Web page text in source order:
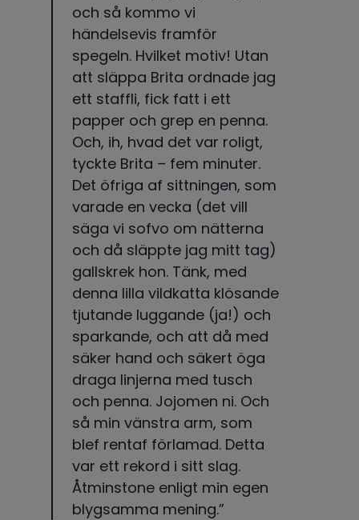
och så kommo vi
händelsevis framför
spegeln. Hvilket motiv! Utan
att släppa Brita ordnade jag
ett staffli, fick fatt i ett
papper och grep en penna.
Och, ih, hvad det var roligt,
tyckte Brita – fem minuter.
Det öfriga af sittningen, som
varade en vecka (det vill
säga vi sofvo om nätterna
och då släppte jag mitt tag)
gallskrek hon. Tänk, med
denna lilla vildkatta klösande
tjutande luggande (ja!) och
sparkande, och att då med
säker hand och säkert öga
draga linjerna med tusch
och penna. Jojomen ni. Och
så min vänstra arm, som
blef rentaf förlamad. Detta
var ett rekord i sitt slag.
Åtminstone enligt min egen
blygsamma mening.”